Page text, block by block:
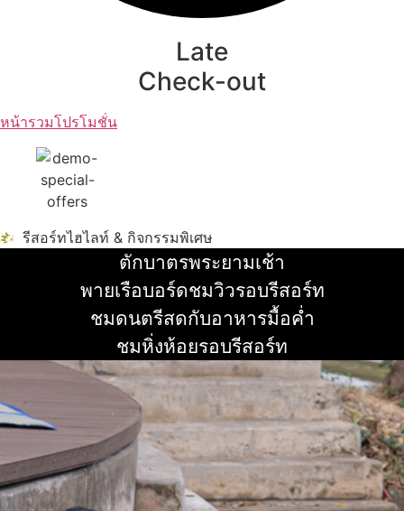
Late
Check-out
หน้ารวมโปรโมชั่น
รีสอร์ทไฮไลท์ & กิจกรรมพิเศษ
ตักบาตรพระยามเช้า
อ่านเพิ่ม
พายเรือบอร์ดชมวิวรอบรีสอร์ท
อ่านเพิ่ม
ชมดนตรีสดกับอาหารมื้อค่ำ
อ่านเพิ่ม
ชมหิ่งห้อยรอบรีสอร์ท
อ่านเพิ่ม